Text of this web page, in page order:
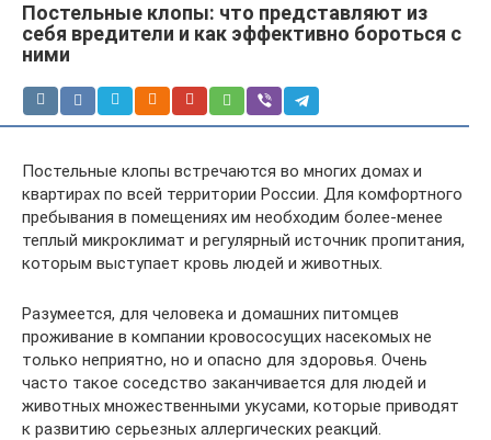
Постельные клопы: что представляют из
себя вредители и как эффективно бороться с
ними
Постельные клопы встречаются во многих домах и
квартирах по всей территории России. Для комфортного
пребывания в помещениях им необходим более-менее
теплый микроклимат и регулярный источник пропитания,
которым выступает кровь людей и животных.
Разумеется, для человека и домашних питомцев
проживание в компании кровососущих насекомых не
только неприятно, но и опасно для здоровья. Очень
часто такое соседство заканчивается для людей и
животных множественными укусами, которые приводят
к развитию серьезных аллергических реакций.